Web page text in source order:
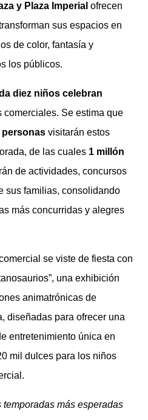
y Plaza Imperial ofrecen
sus espacios en
de color, fantasía y
los públicos.
diez niños celebran
comerciales. Se estima que
personas visitarán estos
de las cuales 1 millón
de actividades, concursos
sus familias, consolidando
más concurridas y alegres
se viste de fiesta con
una exhibición
animatrónicas de
diseñadas para ofrecer una
entretenimiento única en
mil dulces para los niños
más esperadas